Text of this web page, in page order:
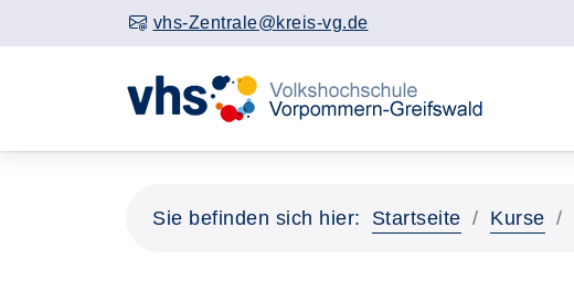
vhs-Zentrale@kreis-vg.de
Sie befinden sich hier: Startseite Kurse